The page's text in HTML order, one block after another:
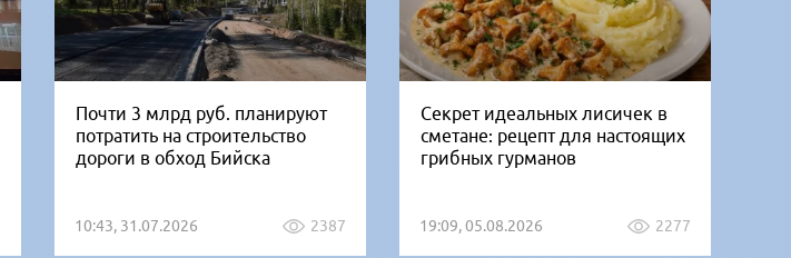
Почти 3 млрд руб. планируют
потратить на строительство
дороги в обход Бийска
10:43, 31.07.2026 2387
Секрет идеальных лисичек в
сметане: рецепт для настоящих
грибных гурманов
19:09, 05.08.2026 2277